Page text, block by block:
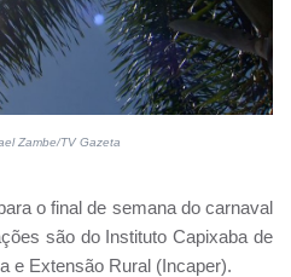
Zambe/TV Gazeta
o final de semana do carnaval
são do Instituto Capixaba de
e Extensão Rural (Incaper).